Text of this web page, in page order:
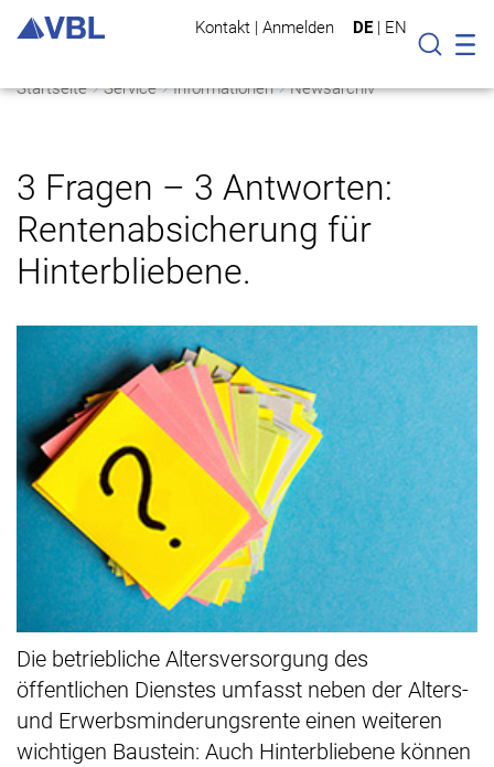
Kontakt | Anmelden DE | EN
Suche
Startseite Service Informationen Newsarchiv
3 Fragen – 3 Antworten:
Rentenabsicherung für
Hinterbliebene.
Die betriebliche Altersversorgung des
öffentlichen Dienstes umfasst neben der Alters-
und Erwerbsminderungsrente einen weiteren
wichtigen Baustein: Auch Hinterbliebene können